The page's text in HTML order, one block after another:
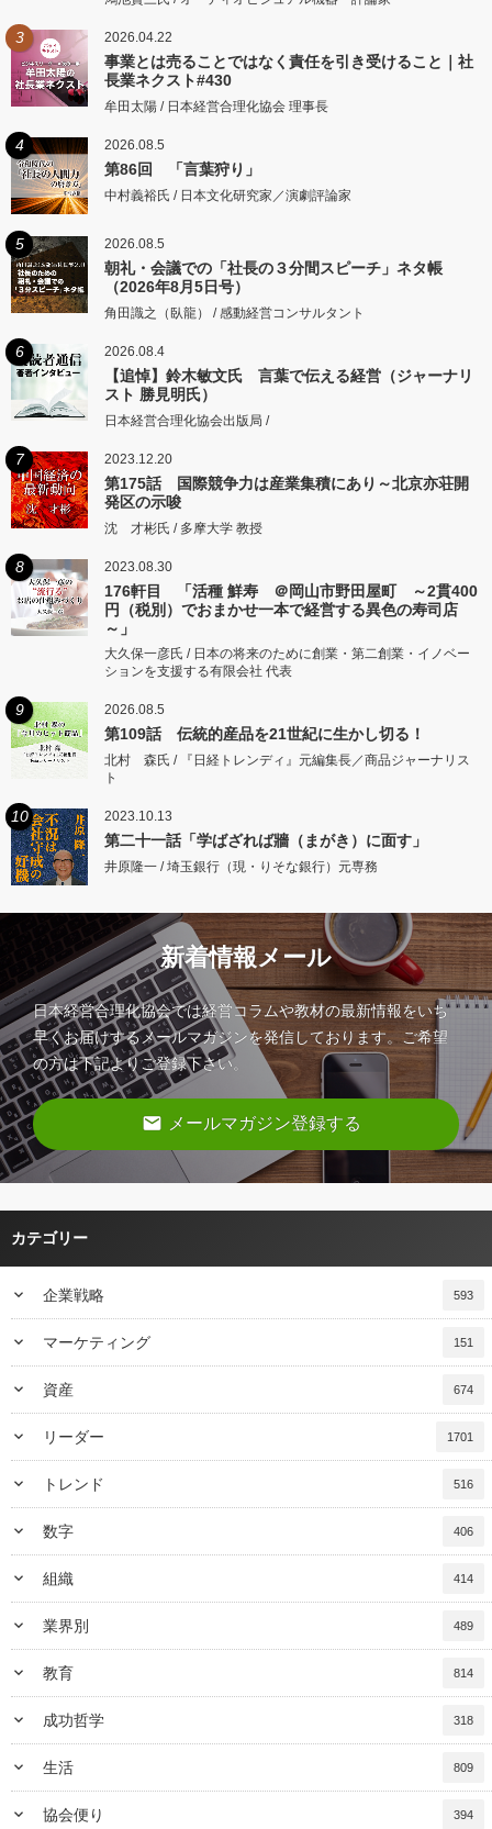
3 2026.04.22
事業とは売ることではなく責任を引き受けること｜社
長業ネクスト#430
牟田太陽 / 日本経営合理化協会 理事長
4 2026.08.5
第86回 「言葉狩り」
中村義裕氏 / 日本文化研究家／演劇評論家
5 2026.08.5
朝礼・会議での「社長の３分間スピーチ」ネタ帳
（2026年8月5日号）
角田識之（臥龍） / 感動経営コンサルタント
6 2026.08.4
【追悼】鈴木敏文氏 言葉で伝える経営（ジャーナリ
スト 勝見明氏）
日本経営合理化協会出版局 /
7 2023.12.20
第175話 国際競争力は産業集積にあり～北京亦荘開
発区の示唆
沈 才彬氏 / 多摩大学 教授
8 2023.08.30
176軒目 「活種 鮮寿 ＠岡山市野田屋町 ～2貫400
円（税別）でおまかせ一本で経営する異色の寿司店
～」
大久保一彦氏 / 日本の将来のために創業・第二創業・イノベー
ションを支援する有限会社 代表
9 2026.08.5
第109話 伝統的産品を21世紀に生かし切る！
北村 森氏 / 『日経トレンディ』元編集長／商品ジャーナリス
ト
10 2023.10.13
第二十一話「学ばざれば牆（まがき）に面す」
井原隆一 / 埼玉銀行（現・りそな銀行）元専務
新着情報メール
日本経営合理化協会では経営コラムや教材の最新情報をいち
早くお届けするメールマガジンを発信しております。ご希望
の方は下記よりご登録下さい。
email メールマガジン登録する
カテゴリー
keyboard_arrow_down 企業戦略 593
keyboard_arrow_down マーケティング 151
keyboard_arrow_down 資産 674
keyboard_arrow_down リーダー 1701
keyboard_arrow_down トレンド 516
keyboard_arrow_down 数字 406
keyboard_arrow_down 組織 414
keyboard_arrow_down 業界別 489
keyboard_arrow_down 教育 814
keyboard_arrow_down 成功哲学 318
keyboard_arrow_down 生活 809
keyboard_arrow_down 協会便り 394